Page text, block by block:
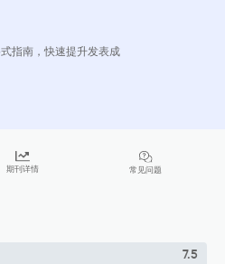
指南，快速提升发表成
期刊详情 常见问题
7.5